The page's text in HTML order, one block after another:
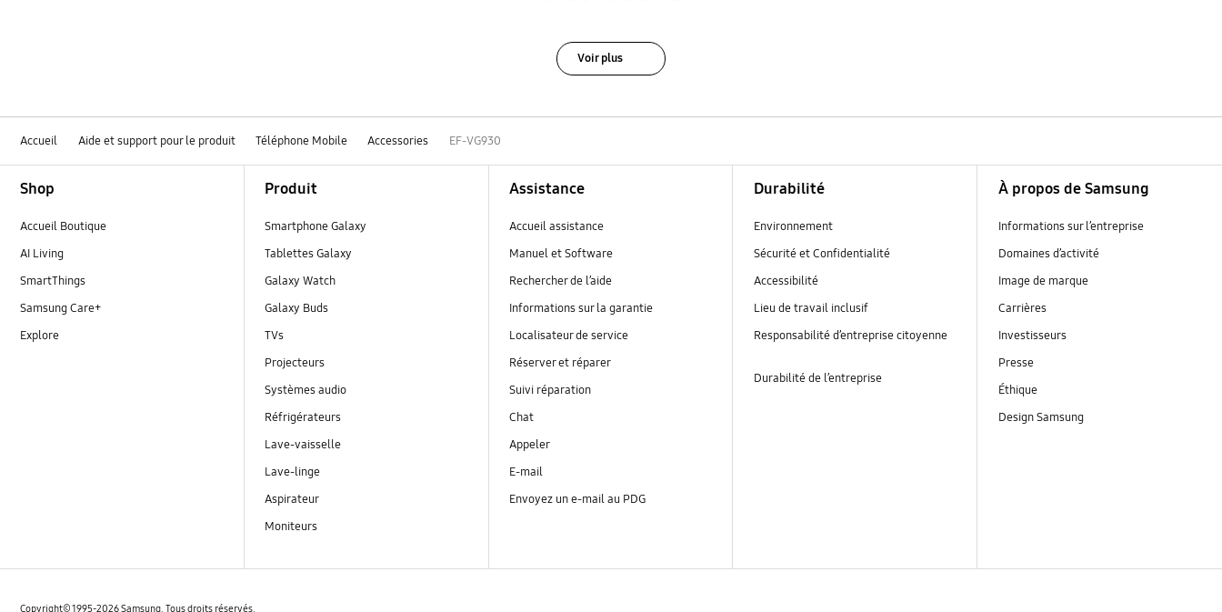
Voir plus
Accueil Aide et support pour le produit Téléphone Mobile Accessories EF-VG930
Shop
Accueil Boutique
AI Living
SmartThings
Samsung Care+
Explore
Produit
Smartphone Galaxy
Tablettes Galaxy
Galaxy Watch
Galaxy Buds
TVs
Projecteurs
Systèmes audio
Réfrigérateurs
Lave-vaisselle
Lave-linge
Aspirateur
Moniteurs
Assistance
Accueil assistance
Manuel et Software
Rechercher de l’aide
Informations sur la garantie
Localisateur de service
Réserver et réparer
Suivi réparation
Chat
Appeler
E-mail
Envoyez un e-mail au PDG
Durabilité
Environnement
Sécurité et Confidentialité
Accessibilité
Lieu de travail inclusif
Responsabilité d’entreprise citoyenne
Durabilité de l’entreprise
À propos de Samsung
Informations sur l’entreprise
Domaines d’activité
Image de marque
Carrières
Investisseurs
Presse
Éthique
Design Samsung
Copyright© 1995-2026 Samsung. Tous droits réservés.